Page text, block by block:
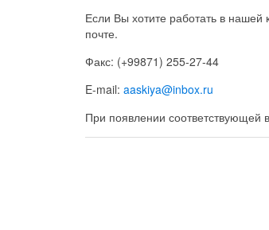
Если Вы хотите работать в
почте.
Факс: (+99871) 255-27-44
E-mail: aaskiya@inbox.ru
При появлении соответствующей